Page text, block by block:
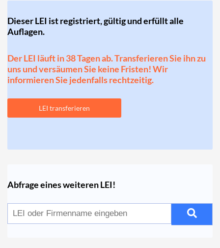
Dieser LEI ist registriert, gültig und erfüllt alle
Auflagen.
Der LEI läuft in 38 Tagen ab. Transferieren Sie ihn zu
uns und versäumen Sie keine Fristen! Wir
informieren Sie jedenfalls rechtzeitig.
LEI transferieren
Abfrage eines weiteren LEI!